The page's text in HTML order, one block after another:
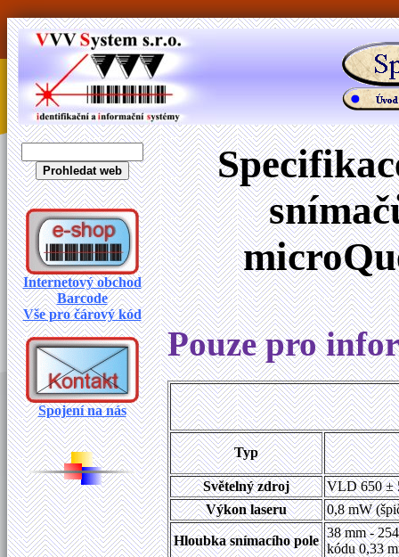
Internetový obchod
Barcode
Vše pro čárový kód
Spojení na nás
Pouze pro
Typ
Světelný zdroj
VLD 650 ±
Výkon laseru
0,8 mW
Hloubka snímacího pole
38 mm -
kódu 0,33